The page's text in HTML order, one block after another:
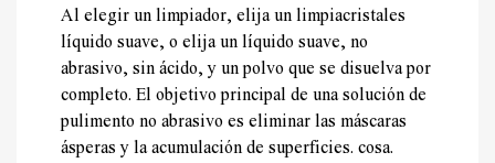
Al elegir un limpiador, elija un limpiacristales
líquido suave, o elija un líquido suave, no
abrasivo, sin ácido, y un polvo que se disuelva por
completo. El objetivo principal de una solución de
pulimento no abrasivo es eliminar las máscaras
ásperas y la acumulación de superficies. cosa.